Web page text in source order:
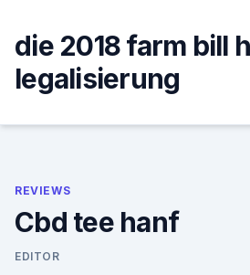
content
die 2018 farm bill
legalisierung
REVIEWS
Cbd tee hanf
EDITOR